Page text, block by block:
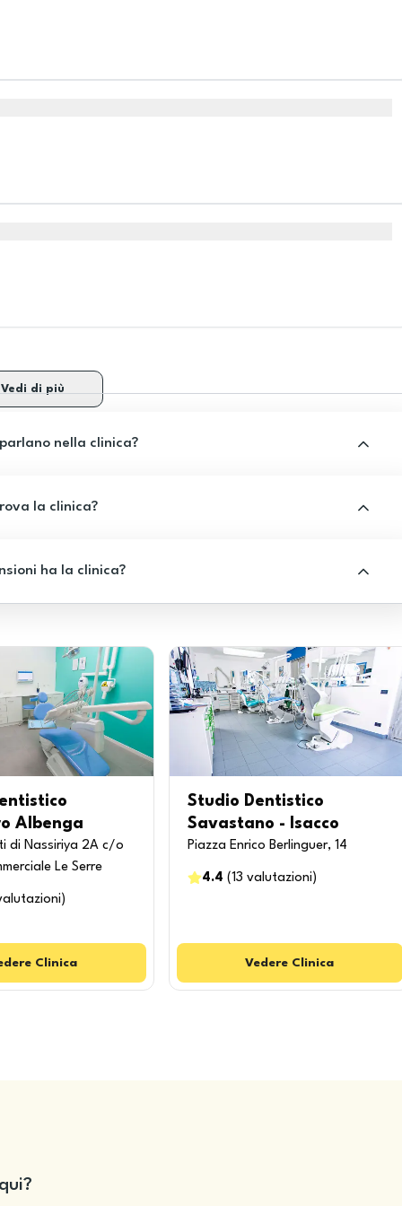
Vedi di più
nella clinica?
la clinica?
ha la clinica?
Albenga
di Nassiriya 2A c/o
Le Serre
)
Clinica
Studio Dentistico
Savastano - Isacco
Piazza Enrico Berlinguer, 14
4.4 (13 valutazioni )
Vedere Clinica